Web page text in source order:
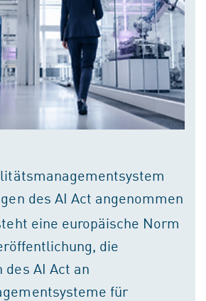
des AI Act angenommen
eine europäische Norm
die
des AI Act an
für